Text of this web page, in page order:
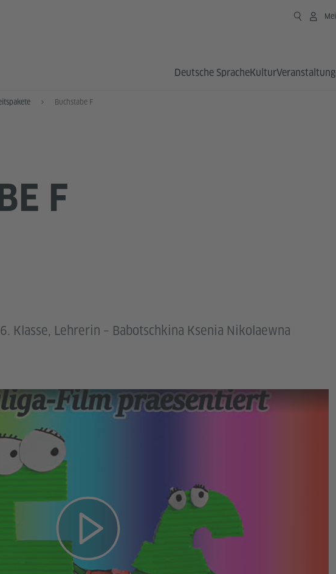
Deutsche SpracheKultur
Buchstabe F
F
Klasse, Lehrerin – Babotschkina Ksenia Nikolaewna